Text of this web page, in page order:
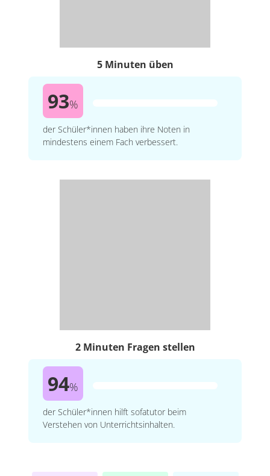
5 Minuten üben
93%
der Schüler*innen haben ihre Noten in
mindestens einem Fach verbessert.
2 Minuten Fragen stellen
94%
der Schüler*innen hilft sofatutor beim
Verstehen von Unterrichtsinhalten.